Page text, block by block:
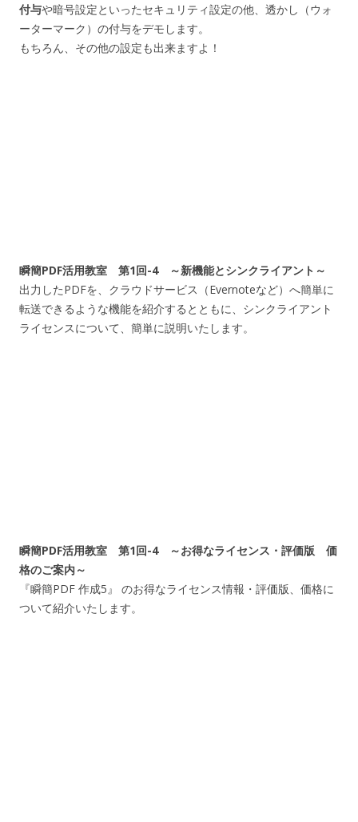
付与や暗号設定といったセキュリティ設定の他、透かし（ウォ
ーターマーク）の付与をデモします。
もちろん、その他の設定も出来ますよ！
瞬簡PDF活用教室 第1回-4 ～新機能とシンクライアント～
出力したPDFを、クラウドサービス（Evernoteなど）へ簡単に
転送できるような機能を紹介するとともに、シンクライアント
ライセンスについて、簡単に説明いたします。
瞬簡PDF活用教室 第1回-4 ～お得なライセンス・評価版 価
格のご案内～
『瞬簡PDF 作成5』 のお得なライセンス情報・評価版、価格に
ついて紹介いたします。